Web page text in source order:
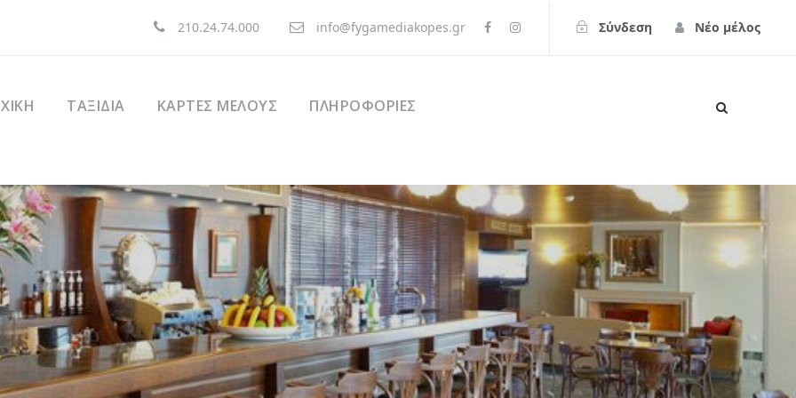
210.24.74.000 info@fygamediakopes.gr Σύνδεση Νέο μέλος
ΤΑΞΊΔΙΑ ΚΑΡΤΕΣ ΜΕΛΟΥΣ ΠΛΗΡΟΦΟΡΙΕΣ